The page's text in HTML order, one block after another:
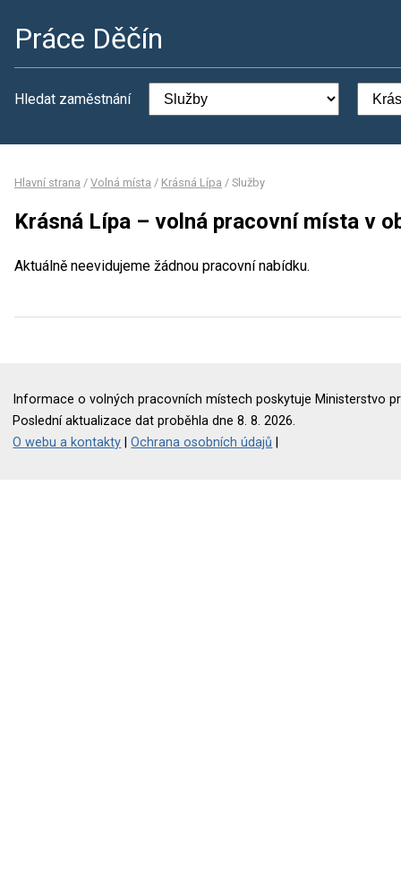
Práce Děčín
Hledat zaměstnání
Hlavní strana / Volná místa / Krásná Lípa / Služby
Krásná Lípa – volná pracovní místa v
Aktuálně neevidujeme žádnou pracovní nabídku.
Informace o volných pracovních místech poskytuje Ministerstvo
Poslední aktualizace dat proběhla dne 8. 8. 2026.
O webu a kontakty |Ochrana osobních údajů